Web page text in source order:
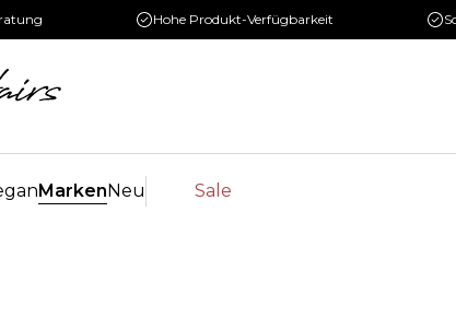
Hohe Produkt-Verfügbarkeit
MarkenNeu Sale